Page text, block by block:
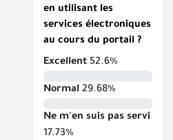
en utilisant les
services électroniques
au cours du portail ?
Excellent 52.6%
Normal 29.68%
Ne m'en suis pas servi
17.73%